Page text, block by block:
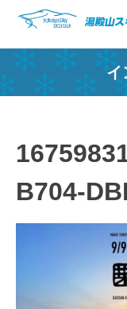
content
イ
B704-